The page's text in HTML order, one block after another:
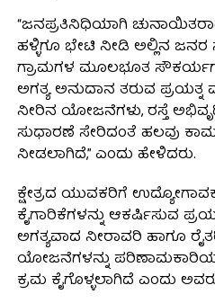
“ಜನಪ್ರತಿನಿಧಿಯಾಗಿ
ಹಳ್ಳಿಗೂ ಭೇಟಿ ನೀಡಿ ಅಲ್ಲಿನ ಜನರ
ಗ್ರಾಮಗಳ ಮೂಲಭೂತ
ಅಗತ್ಯ ಅನುದಾನ ತರುವ
ನೀರಿನ ಯೋಜನೆಗಳು, ರಸ್ತೆ
ಸುಧಾರಣೆ ಸೇರಿದಂತೆ ಹಲವು
ನೀಡಲಾಗಿದೆ,” ಎಂದು ಹೇಳಿದರು.
ಕ್ಷೇತ್ರದ ಯುವಕರಿಗೆ
ಕೈಗಾರಿಕೆಗಳನ್ನು ಆಕರ್ಷಿಸುವ
ಅಗತ್ಯವಾದ ನೀರಾವರಿ ಹಾಗೂ
ಯೋಜನೆಗಳನ್ನು
ಕ್ರಮ ಕೈಗೊಳ್ಳಲಾಗಿದೆ ಎಂದು